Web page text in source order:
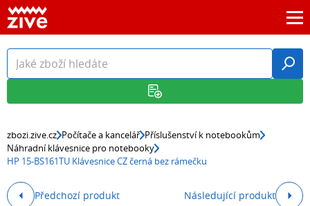
zbozi.zive.cz Počítače a kancelář Příslušenství k notebookům
Náhradní klávesnice pro notebooky
HP 15-BS161TU Klávesnice CZ černá bez rámečku
Předchozí produkt Následující produkt